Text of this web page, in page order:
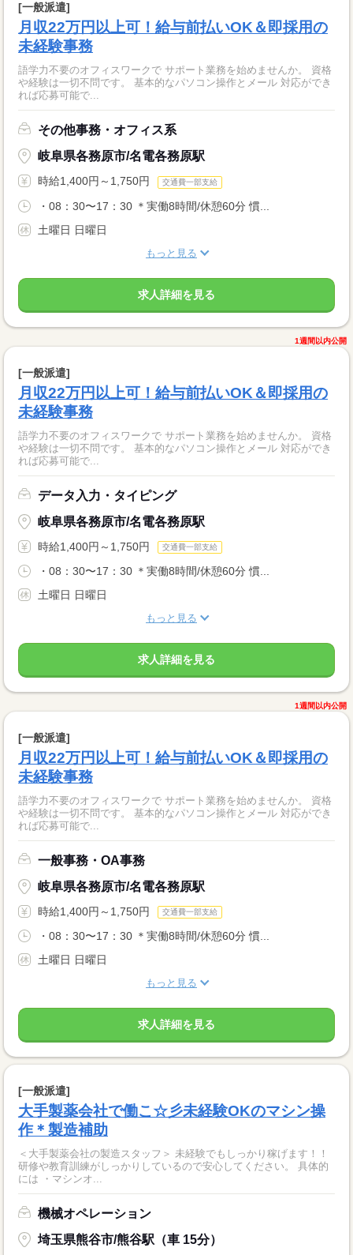
[一般派遣]
月収22万円以上可！給与前払いOK＆即採用の
未経験事務
語学力不要のオフィスワークで サポート業務を始めませんか。 資格
や経験は一切不問です。 基本的なパソコン操作とメール 対応ができ
れば応募可能で...
その他事務・オフィス系
岐阜県各務原市/名電各務原駅
時給1,400円～1,750円 交通費一部支給
・08：30〜17：30 ＊実働8時間/休憩60分 慣...
土曜日 日曜日
もっと見る
求人詳細を見る
1週間以内公開
[一般派遣]
月収22万円以上可！給与前払いOK＆即採用の
未経験事務
語学力不要のオフィスワークで サポート業務を始めませんか。 資格
や経験は一切不問です。 基本的なパソコン操作とメール 対応ができ
れば応募可能で...
データ入力・タイピング
岐阜県各務原市/名電各務原駅
時給1,400円～1,750円 交通費一部支給
・08：30〜17：30 ＊実働8時間/休憩60分 慣...
土曜日 日曜日
もっと見る
求人詳細を見る
1週間以内公開
[一般派遣]
月収22万円以上可！給与前払いOK＆即採用の
未経験事務
語学力不要のオフィスワークで サポート業務を始めませんか。 資格
や経験は一切不問です。 基本的なパソコン操作とメール 対応ができ
れば応募可能で...
一般事務・OA事務
岐阜県各務原市/名電各務原駅
時給1,400円～1,750円 交通費一部支給
・08：30〜17：30 ＊実働8時間/休憩60分 慣...
土曜日 日曜日
もっと見る
求人詳細を見る
[一般派遣]
大手製薬会社で働こ☆彡未経験OKのマシン操
作＊製造補助
＜大手製薬会社の製造スタッフ＞ 未経験でもしっかり稼げます！！
研修や教育訓練がしっかりしているので安心してください。 具体的
には ・マシンオ...
機械オペレーション
埼玉県熊谷市/熊谷駅（車 15分）